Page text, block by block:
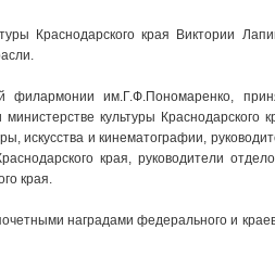
Краснодарского края Виктории
филармонии им.Г.Ф.Пономаренко,
культуры Краснодарского
искусства и кинематографии,
края, руководители
края.
наградами федерального и